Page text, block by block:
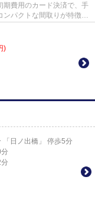
期費用のカード決済で、手
ンパクトな間取りが特徴。
)
「日ノ出橋」 停歩5分
分
分